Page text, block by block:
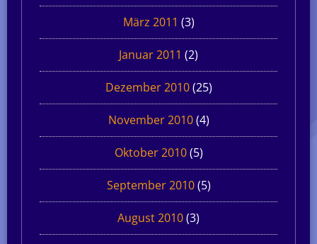
März 2011 (3)
Januar 2011 (2)
Dezember 2010(25)
November 2010(4)
Oktober 2010(5)
September 2010(5)
August 2010(3)